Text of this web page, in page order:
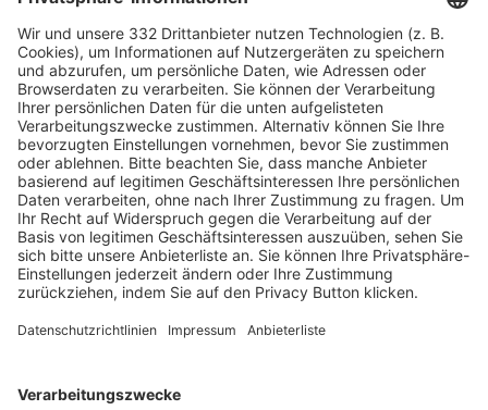
HÄUFIG BESUCHTE SEITEN
Pässe und Vereinswechsel
Trainerausbildung
Schulungsangebot Vereinsmitarbeiter
BFV-Geschäftsstellen
Trainerbörse
Login SpielPlus
FOLGE DEM BFV